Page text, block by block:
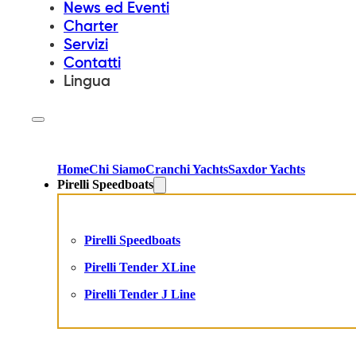
News ed Eventi
Charter
Servizi
Contatti
Lingua
HomeChi SiamoCranchi YachtsSaxdor Yachts
Pirelli Speedboats
Pirelli Speedboats
Pirelli Tender XLine
Pirelli Tender J Line